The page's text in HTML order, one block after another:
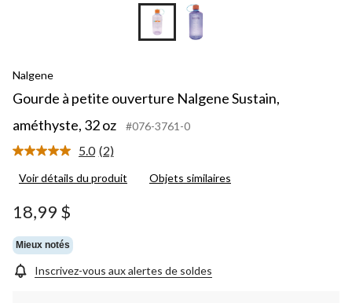
Nalgene
Gourde à petite ouverture Nalgene Sustain,
améthyste, 32 oz
#076-3761-0
5.0 Lire
2
(2)
Voir détails du produit Objets similaires
18,99 $
Mieux notés
Inscrivez-vous aux alertes de soldes